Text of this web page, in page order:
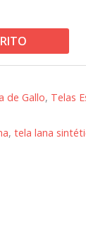
de Gallo, Telas
, tela lana